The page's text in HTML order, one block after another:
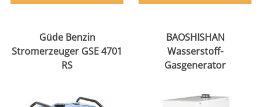
Güde Benzin
Stromerzeuger GSE 4701
RS
BAOSHISHAN
Wasserstoff-
Gasgenerator